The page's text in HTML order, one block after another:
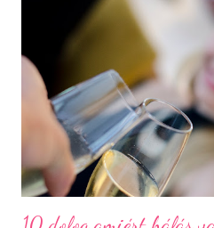
meg is mutat a világnak. A
határában húzódó halomsírokra
tekinteni a régészeti parkban. De
érdemes megállni a gyönyörűen
Makovecz Imre által tervezett